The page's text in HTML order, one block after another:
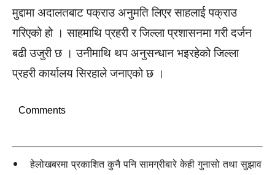
मुद्दामा अदालतबाट पक्राउ अनुमति लिएर साहलाई पक्राउ
गरिएको हो । साहमाथि प्रहरी र जिल्ला प्रशासनमा गरी दर्जन
बढी उजुरी छ । उनीमाथि थप अनुसन्धान भइरहेको जिल्ला
प्रहरी कार्यालय सिरहाले जनाएको छ ।
Comments
हेलोखबरमा प्रकाशित कुनै पनि सामग्रीबारे केही गुनासो तथा सुझाव